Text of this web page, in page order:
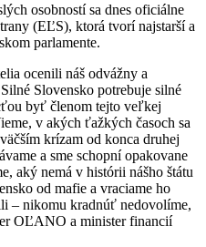
osobností sa dnes oficiálne
(EĽS), ktorá tvorí najstarší a
parlamente.
ocenili náš odvážny a
Slovensko potrebuje silné
byť členom tejto veľkej
v akých ťažkých časoch sa
krízam od konca druhej
a sme schopní opakovane
aký nemá v histórii nášho štátu
od mafie a vraciame ho
– nikomu kradnúť nedovolíme,
OĽANO a minister financií